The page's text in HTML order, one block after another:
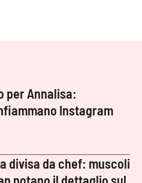
per Annalisa:
Instagram
divisa da chef: muscoli